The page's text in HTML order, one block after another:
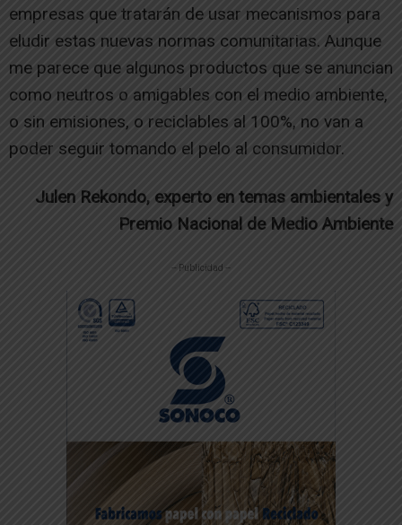
empresas que tratarán de usar mecanismos para
eludir estas nuevas normas comunitarias. Aunque
me parece que algunos productos que se anuncian
como neutros o amigables con el medio ambiente,
o sin emisiones, o reciclables al 100%, no van a
poder seguir tomando el pelo al consumidor.
Julen Rekondo, experto en temas ambientales y
Premio Nacional de Medio Ambiente
-- Publicidad --